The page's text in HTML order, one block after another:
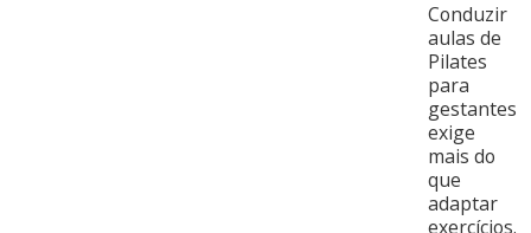
Conduzir
aulas de
Pilates
para
gestantes
exige
mais do
que
adaptar
exercícios.